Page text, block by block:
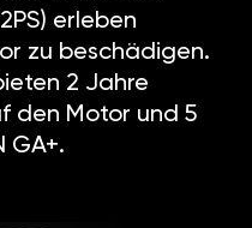
erleben
zu beschädigen.
2 Jahre
den Motor und 5
GA+.